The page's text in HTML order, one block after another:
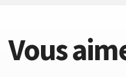
Vous